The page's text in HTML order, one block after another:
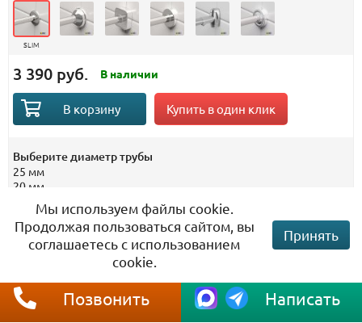
Выберите диаметр трубы
25 мм
20 мм
Гарантия от провисания!
SLIM
3 390 руб. В наличии
В корзину Купить в один клик
Материал
Нержавеющая сталь
Штанга карниза
Изготовлена из цельной
Позвонить Написать
Мы используем файлы cookie.
Продолжая пользоваться сайтом, вы
соглашаетесь с использованием
cookie.
Принять